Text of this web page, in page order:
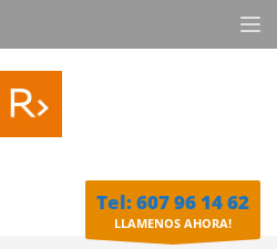
Tel: 607 96 14 62
LLAMENOS AHORA!